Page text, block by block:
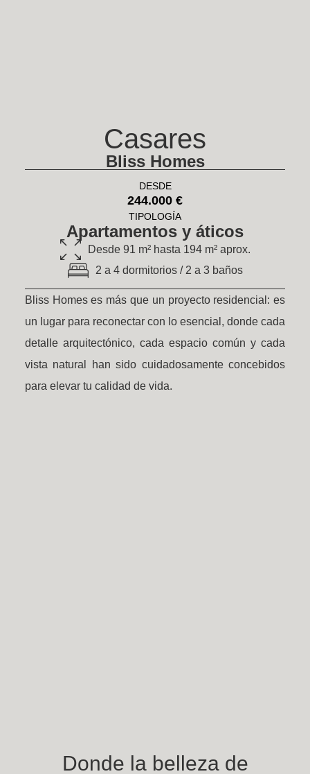
Casares
Bliss Homes
DESDE
244.000 €
TIPOLOGÍA
Apartamentos y áticos
Desde 91 m² hasta 194 m² aprox.
2 a 4 dormitorios / 2 a 3 baños
Bliss Homes es más que un proyecto residencial: es
un lugar para reconectar con lo esencial, donde cada
detalle arquitectónico, cada espacio común y cada
vista natural han sido cuidadosamente concebidos
para elevar tu calidad de vida.
Donde la belleza de